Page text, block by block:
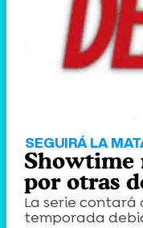
SEGUIRÁ LA
Showtime
por otras
La serie
temporada